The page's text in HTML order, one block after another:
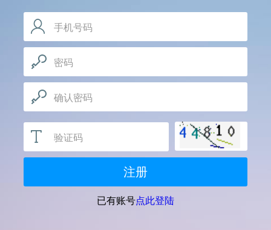
手机号码
手机号码用于确定会员唯一身份，请如实填写
密码
推荐使用包含数字、字母，和特殊符号的密码，字母
区分大小写确认密码
验证码
注册
已有账号点此登陆